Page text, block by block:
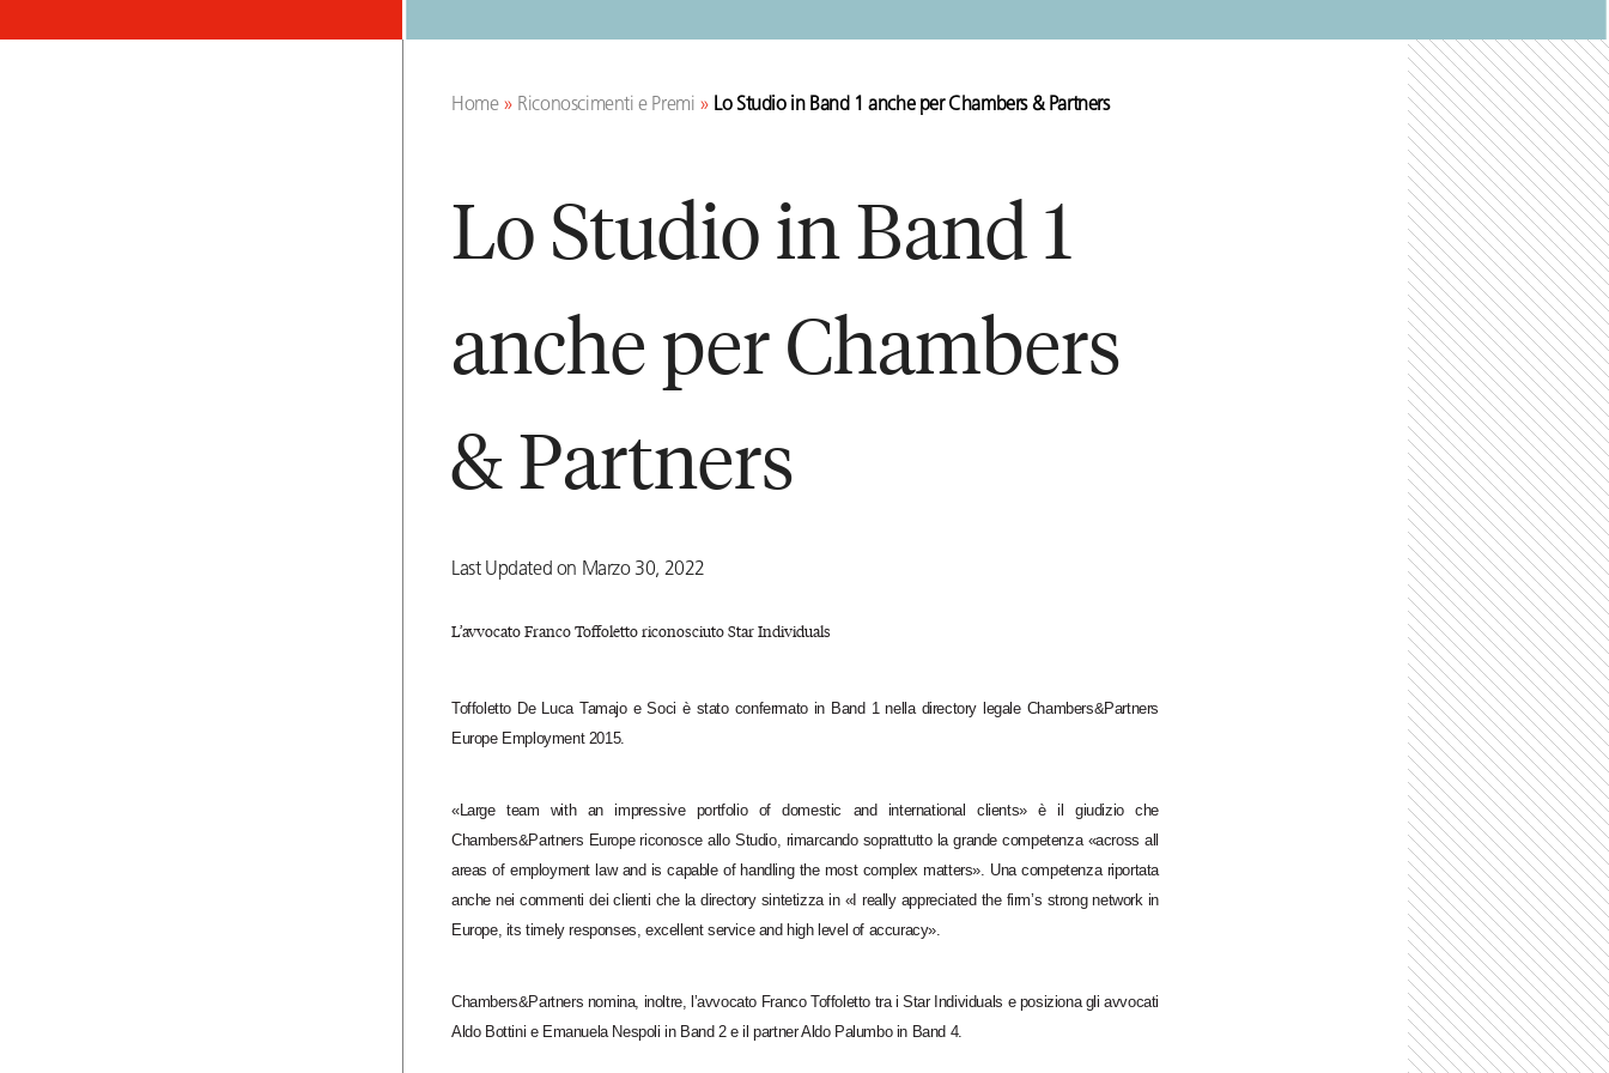
Home» Riconoscimenti e Premi » Lo Studio in Band 1 anche per Chambers & Partners
Lo Studio in Band 1
anche per Chambers
& Partners
Last Updated on Marzo 30, 2022
L’avvocato Franco Toffoletto riconosciuto Star Individuals
Toffoletto De Luca Tamajo e Soci è stato confermato in Band 1 nella directory legale Chambers&Partners
Europe Employment 2015.
«Large team with an impressive portfolio of domestic and international clients» è il giudizio che
Chambers&Partners Europe riconosce allo Studio, rimarcando soprattutto la grande competenza «across all
areas of employment law and is capable of handling the most complex matters». Una competenza riportata
anche nei commenti dei clienti che la directory sintetizza in «I really appreciated the firm’s strong network in
Europe, its timely responses, excellent service and high level of accuracy».
Chambers&Partners nomina, inoltre, l’avvocato Franco Toffoletto tra i Star Individuals e posiziona gli avvocati
Aldo Bottini e Emanuela Nespoli in Band 2 e il partner Aldo Palumbo in Band 4.